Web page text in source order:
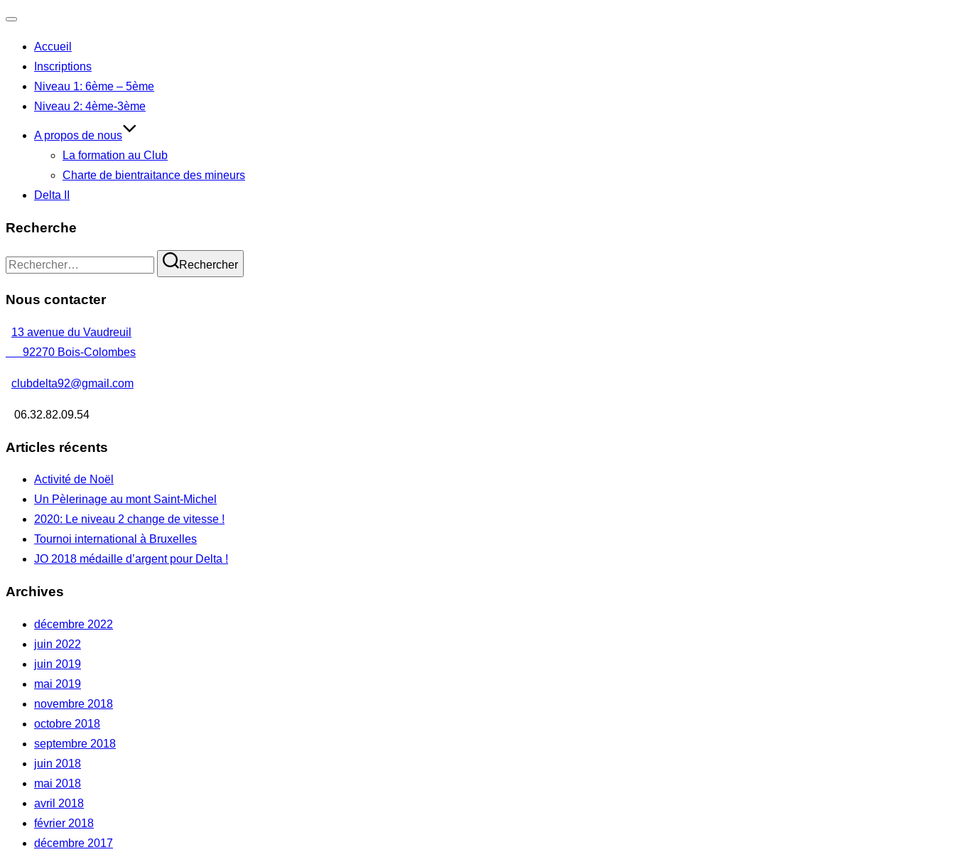
navigation
Accueil
Inscriptions
Niveau 1: 6ème – 5ème
Niveau 2: 4ème-3ème
A propos de nous
La formation au Club
Charte de bientraitance des mineurs
Delta II
Recherche
Recherche
Rechercher
Nous contacter
13 avenue du Vaudreuil
92270 Bois-Colombes
clubdelta92@gmail.com
06.32.82.09.54
Articles récents
Activité de Noël
Un Pèlerinage au mont Saint-Michel
2020: Le niveau 2 change de vitesse !
Tournoi international à Bruxelles
JO 2018 médaille d’argent pour Delta !
Archives
décembre 2022
juin 2022
juin 2019
mai 2019
novembre 2018
octobre 2018
septembre 2018
juin 2018
mai 2018
avril 2018
février 2018
décembre 2017